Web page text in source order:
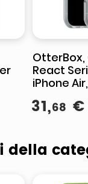
React
iPhone Air,
31,68 €
della